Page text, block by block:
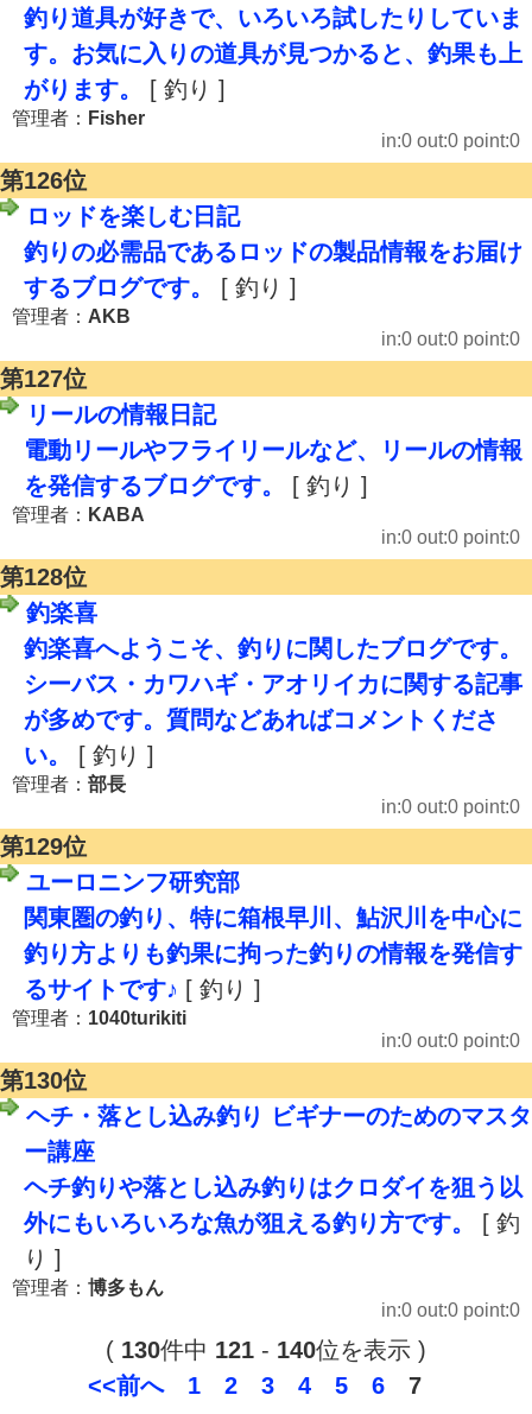
釣り道具が好きで、いろいろ試したりしていま
す。お気に入りの道具が見つかると、釣果も上
がります。
[ 釣り ]
管理者： Fisher
in:0 out:0 point:0
第126位
ロッドを楽しむ日記
釣りの必需品であるロッドの製品情報をお届け
するブログです。
[ 釣り ]
管理者： AKB
in:0 out:0 point:0
第127位
リールの情報日記
電動リールやフライリールなど、リールの情報
を発信するブログです。
[ 釣り ]
管理者： KABA
in:0 out:0 point:0
第128位
釣楽喜
釣楽喜へようこそ、釣りに関したブログです。
シーバス・カワハギ・アオリイカに関する記事
が多めです。質問などあればコメントくださ
い。
[ 釣り ]
管理者： 部長
in:0 out:0 point:0
第129位
ユーロニンフ研究部
関東圏の釣り、特に箱根早川、鮎沢川を中心に
釣り方よりも釣果に拘った釣りの情報を発信す
るサイトです♪ [ 釣り ]
管理者： 1040turikiti
in:0 out:0 point:0
第130位
ヘチ・落とし込み釣り ビギナーのためのマスタ
ー講座
ヘチ釣りや落とし込み釣りはクロダイを狙う以
外にもいろいろな魚が狙える釣り方です。
[ 釣
り ]
管理者： 博多もん
in:0 out:0 point:0
( 130件中 121 - 140位を表示 )
<<前へ
1 2 3 4 5 6 7